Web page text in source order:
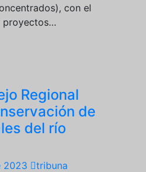
con el
proyectos…
Regional
de
del río
2023
tribuna